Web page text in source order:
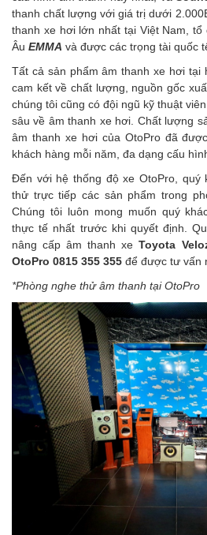
thanh chất lượng với giá trị dưới
thanh xe hơi lớn nhất tại Việt Nam, tổ
Âu EMMA và được các trọng tài quốc
Tất cả sản phẩm âm thanh xe hơi tại
cam kết về chất lượng, nguồn gốc
chúng tôi cũng có đội ngũ kỹ thuật
sâu về âm thanh xe hơi. Chất lượng
âm thanh xe hơi của OtoPro đã
khách hàng mỗi năm, đa dạng cấu
Đến với hệ thống độ xe OtoPro, quý
thử trực tiếp các sản phẩm trong
Chúng tôi luôn mong muốn quý
thực tế nhất trước khi quyết định.
nâng cấp âm thanh xeToyota
OtoPro 0815 355 355 để được tư vấn
*Phòng nghe thử âm thanh tại OtoPro